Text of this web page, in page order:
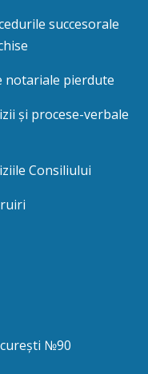
succesorale
notariale pierdute
și procese-verbale
Consiliului
№90